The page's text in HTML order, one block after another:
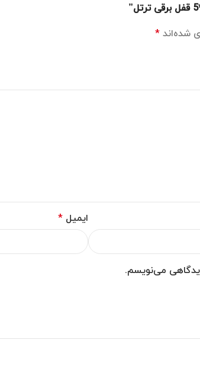
شده‌اند *
ایمیل *
می‌نویسم.